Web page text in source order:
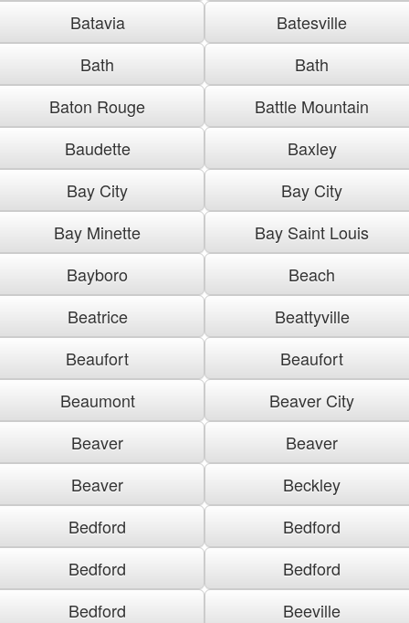
Batavia
Batesville
Bath
Bath
Baton Rouge
Battle Mountain
Baudette
Baxley
Bay City
Bay City
Bay Minette
Bay Saint Louis
Bayboro
Beach
Beatrice
Beattyville
Beaufort
Beaufort
Beaumont
Beaver City
Beaver
Beaver
Beaver
Beckley
Bedford
Bedford
Bedford
Bedford
Bedford
Beeville